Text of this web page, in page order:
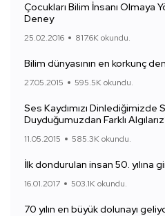
Çocukları Bilim İnsanı Olmaya
Deney
25.02.2016 817.6K okundu.
Bilim dünyasının en korkunç
27.05.2015 595.5K okundu.
Ses Kaydımızı Dinlediğimizde
Duyduğumuzdan Farklı
11.05.2015 585.3K okundu.
İlk dondurulan insan 50. yılına
16.01.2017 503.1K okundu.
70 yılın en büyük dolunayı